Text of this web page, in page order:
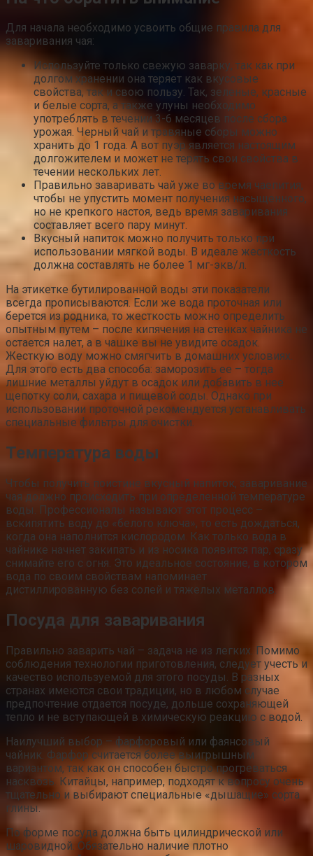
Для начала необходимо усвоить общие правила для
заваривания чая:
Используйте только свежую заварку, так как при
долгом хранении она теряет как вкусовые
свойства, так и свою пользу. Так, зеленые, красные
и белые сорта, а также улуны необходимо
употреблять в течении 3-6 месяцев после сбора
урожая. Черный чай и травяные сборы можно
хранить до 1 года. А вот пуэр является настоящим
долгожителем и может не терять свои свойства в
течении нескольких лет.
Правильно заваривать чай уже во время чаепития,
чтобы не упустить момент получения насыщенного,
но не крепкого настоя, ведь время заваривания
составляет всего пару минут.
Вкусный напиток можно получить только при
использовании мягкой воды. В идеале жесткость
должна составлять не более 1 мг-экв/л.
На этикетке бутилированной воды эти показатели
всегда прописываются. Если же вода проточная или
берется из родника, то жесткость можно определить
опытным путем – после кипячения на стенках чайника не
остается налет, а в чашке вы не увидите осадок.
Жесткую воду можно смягчить в домашних условиях.
Для этого есть два способа: заморозить ее – тогда
лишние металлы уйдут в осадок или добавить в нее
щепотку соли, сахара и пищевой соды. Однако при
использовании проточной рекомендуется устанавливать
специальные фильтры для очистки.
Температура воды
Чтобы получить поистине вкусный напиток, заваривание
чая должно происходить при определенной температуре
воды. Профессионалы называют этот процесс –
вскипятить воду до «белого ключа», то есть дождаться,
когда она наполнится кислородом. Как только вода в
чайнике начнет закипать и из носика появится пар, сразу
снимайте его с огня. Это идеальное состояние, в котором
вода по своим свойствам напоминает
дистиллированную без солей и тяжелых металлов.
Посуда для заваривания
Правильно заварить чай – задача не из легких. Помимо
соблюдения технологии приготовления, следует учесть и
качество используемой для этого посуды. В разных
странах имеются свои традиции, но в любом случае
предпочтение отдается посуде, дольше сохраняющей
тепло и не вступающей в химическую реакцию с водой.
Наилучший выбор – фарфоровый или фаянсовый
чайник. Фарфор считается более выигрышным
вариантом, так как он способен быстро прогреваться
насквозь. Китайцы, например, подходят к вопросу очень
тщательно и выбирают специальные «дышащие» сорта
глины.
По форме посуда должна быть цилиндрической или
шаровидной. Обязательно наличие плотно